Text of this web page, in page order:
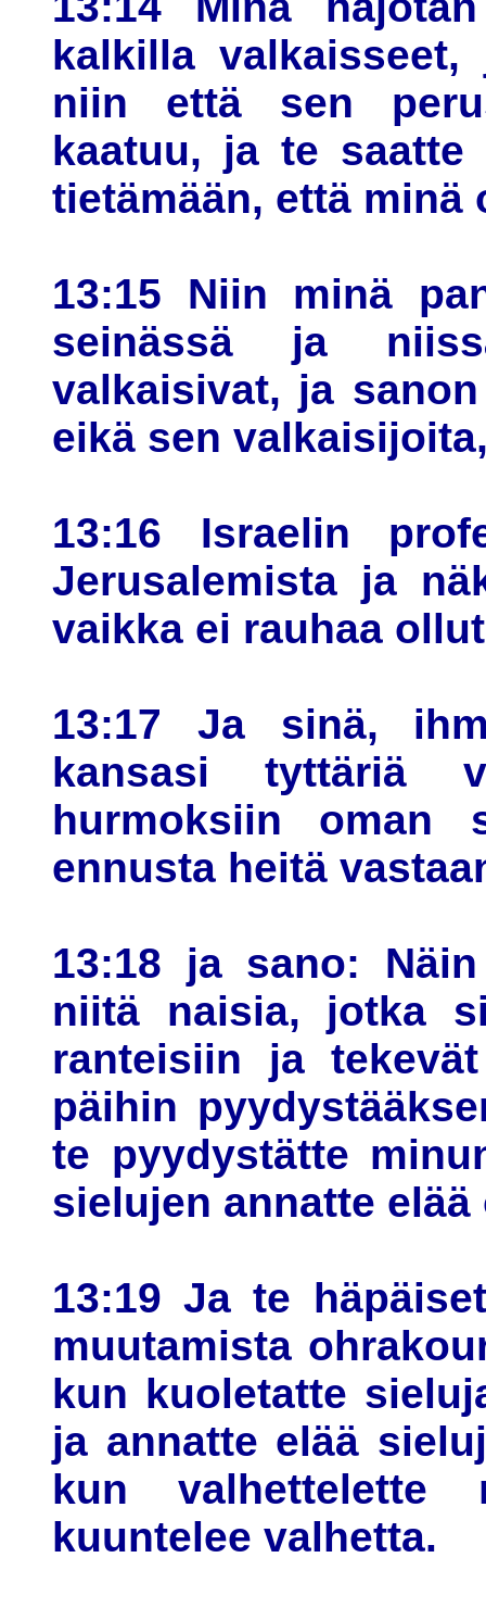
kalkilla
niin että sen
kaatuu, ja te
tietämään, että minä
13:15 Niin minä
seinässä ja
valkaisivat, ja
eikä sen
13:16 Israelin
Jerusalemista ja
vaikka ei rauhaa
13:17 Ja sinä,
kansasi tyttäriä
hurmoksiin oman
ennusta heitä
13:18 ja sano:
niitä naisia, jotka
ranteisiin ja
päihin
te pyydystätte
sielujen annatte
13:19 Ja te
muutamista
kun kuoletatte
ja annatte elää
kun valhettelette
kuuntelee valhetta.